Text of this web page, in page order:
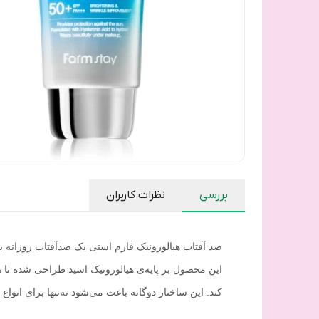
بررسی نظرات کاربران
این محصول بر پایه‌ی هیالورونیک اسید طراحی شده
کند. این ساختار دوگانه باعث می‌شود نه‌تنها برای